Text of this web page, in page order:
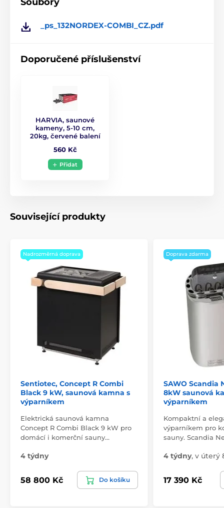
Ovládací jednotka Není součástí kamen
_ps_132NORDEX-COMBI_CZ.pdf
Doporučené příslušenství
HARVIA, saunové
kameny, 5-10 cm,
20kg, červené balení
560 Kč
Přidat
Související produkty
Nadrozměrná doprava
Sentiotec, Concept R Combi
Black 9 kW, saunová kamna s
výparníkem
Elektrická saunová kamna
Concept R Combi Black 9 kW pro
domácí i komerční sauny…
4 týdny
58 800 Kč Do košíku
Doprava zdarma
SAWO Scandia
8kW saunová
výparníkem
Kompaktní a
výparníkem pro
sauny. Scandia
4 týdny, v úterý
17 390 Kč